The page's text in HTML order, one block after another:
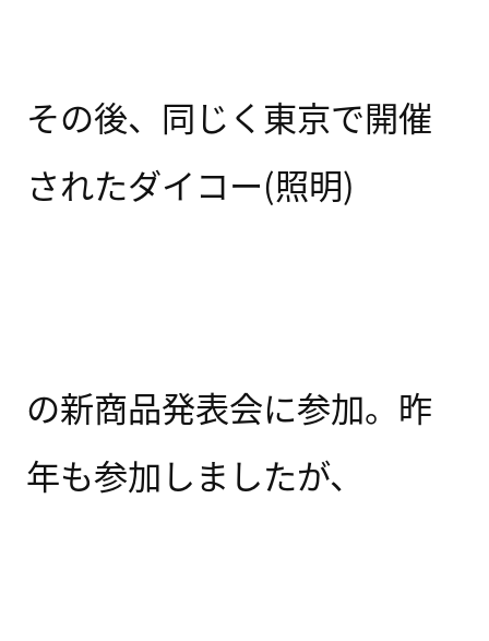
その後、同じく東京で開催
されたダイコー(照明)
の新商品発表会に参加。昨
年も参加しましたが、